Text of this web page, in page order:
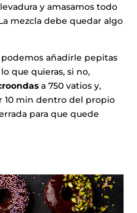
y amasamos todo
mezcla debe quedar algo
añadirle pepitas
que quieras, si no,
a 750 vatios y,
10 min dentro del propio
para que quede